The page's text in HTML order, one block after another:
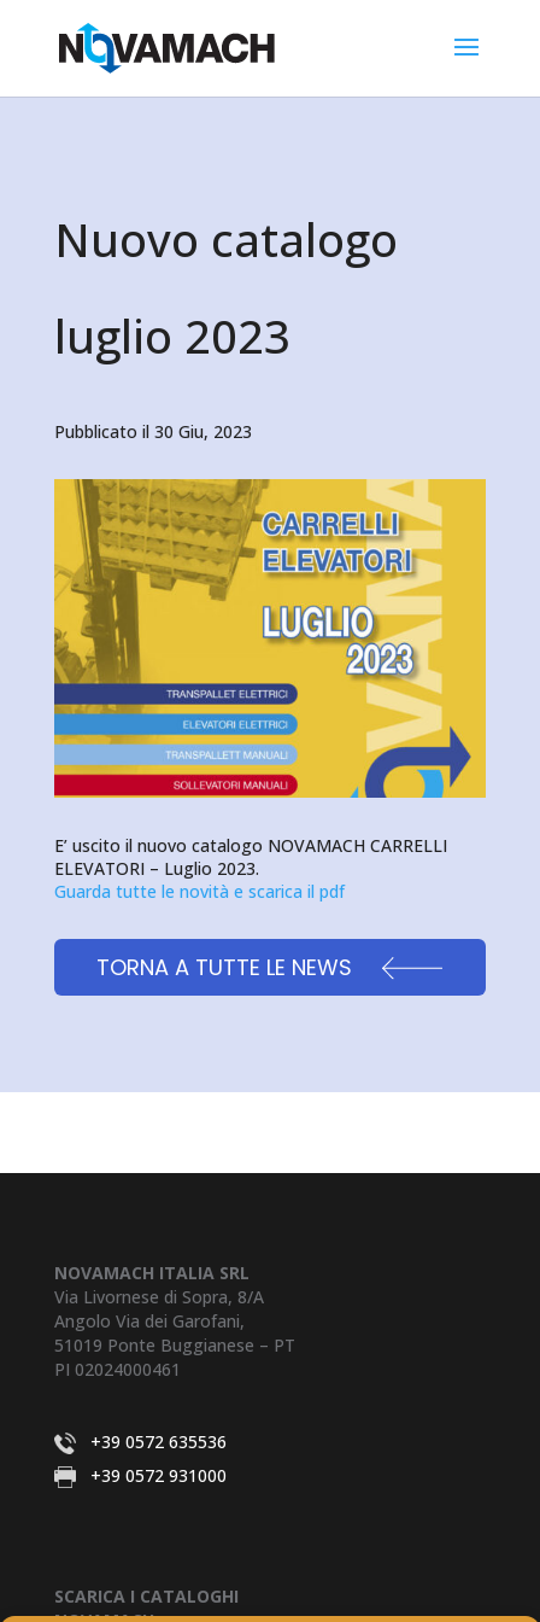
Nuovo catalogo
luglio 2023
Pubblicato il 30 Giu, 2023
E’ uscito il nuovo catalogo NOVAMACH CARRELLI
ELEVATORI – Luglio 2023.
Guarda tutte le novità e scarica il pdf
TORNA A TUTTE LE NEWS
NOVAMACH ITALIA SRL
Via Livornese di Sopra, 8/A
Angolo Via dei Garofani,
51019 Ponte Buggianese – PT
PI 02024000461
+39 0572 635536
+39 0572 931000
SCARICA I CATALOGHI